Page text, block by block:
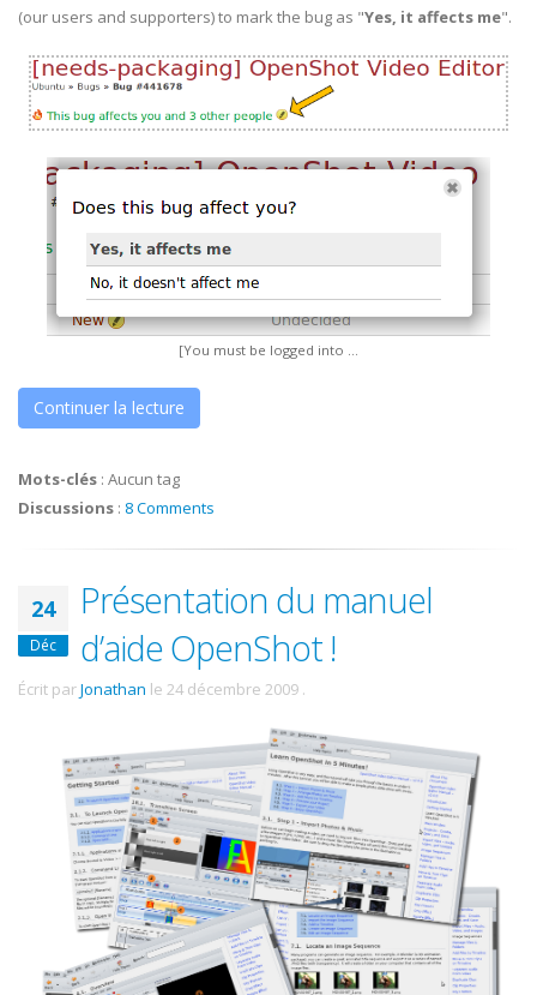
(our users and supporters) to mark the bug as "Yes, it affects me".
[You must be logged into ...
Continuer la lecture
Mots-clés : Aucun tag
Discussions : 8 Comments
24
Déc
Présentation du manuel
d’aide OpenShot !
Écrit parJonathan le 24 décembre 2009 .